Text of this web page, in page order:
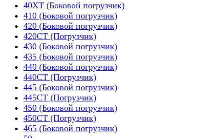
40XT (Боковой погрузчик)
410 (Боковой погрузчик)
420 (Боковой погрузчик)
420CT (Погрузчик)
430 (Боковой погрузчик)
435 (Боковой погрузчик)
440 (Боковой погрузчик)
440CT (Погрузчик)
445 (Боковой погрузчик)
445CT (Погрузчик)
450 (Боковой погрузчик)
450CT (Погрузчик)
465 (Боковой погрузчик)